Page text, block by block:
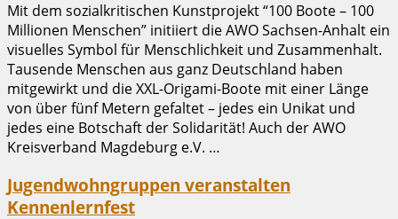
Mit dem sozialkritischen Kunstprojekt “100 Boote – 100
Millionen Menschen” initiiert die AWO Sachsen-Anhalt ein
visuelles Symbol für Menschlichkeit und Zusammenhalt.
Tausende Menschen aus ganz Deutschland haben
mitgewirkt und die XXL-Origami-Boote mit einer Länge
von über fünf Metern gefaltet – jedes ein Unikat und
jedes eine Botschaft der Solidarität! Auch der AWO
Kreisverband Magdeburg e.V. …
Jugendwohngruppen veranstalten
Kennenlernfest